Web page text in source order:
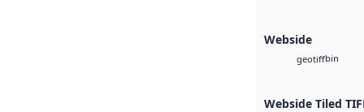
Webside
geotiffbin
Webside Tiled